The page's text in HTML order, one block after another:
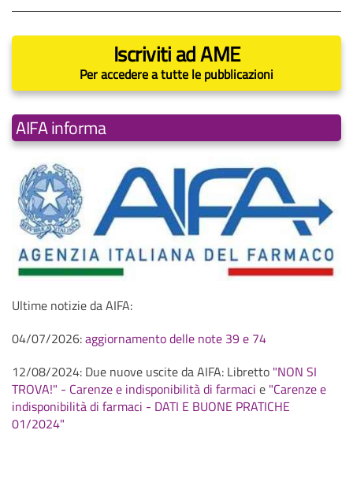
Iscriviti ad AME
Per accedere a tutte le pubblicazioni
AIFA informa
Ultime notizie da AIFA:
04/07/2026:aggiornamento delle note 39 e 74
12/08/2024: Due nuove uscite da AIFA: Libretto "NON SI
TROVA!" - Carenze e indisponibilità di farmaci e "Carenze e
indisponibilità di farmaci - DATI E BUONE PRATICHE
01/2024"